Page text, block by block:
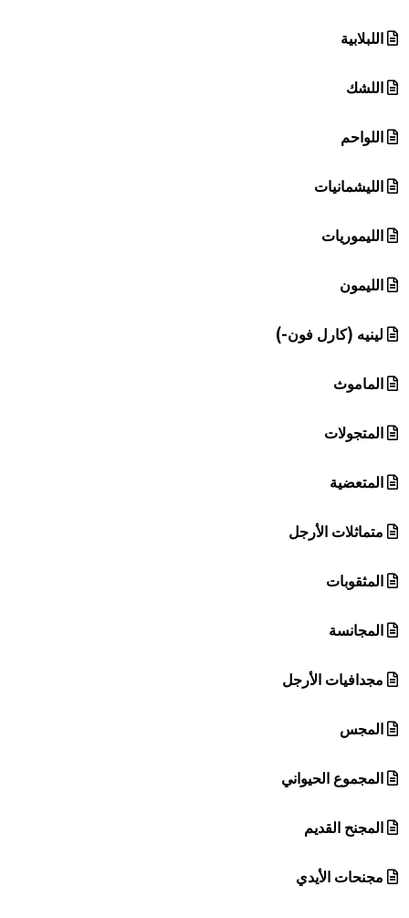
اللبلابية
اللشك
اللواحم
الليشمانيات
الليموريات
الليمون
لينيه (كارل فون-)
الماموث
المتجولات
المتعضية
متماثلات الأرجل
المثقوبات
المجانسة
مجدافيات الأرجل
المجس
المجموع الحيواني
المجنح القديم
مجنحات الأيدي